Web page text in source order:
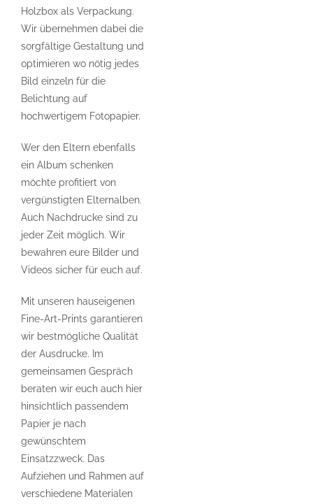
Holzbox als Verpackung.
Wir übernehmen dabei die
sorgfältige Gestaltung und
optimieren wo nötig jedes
Bild einzeln für die
Belichtung auf
hochwertigem Fotopapier.
Wer den Eltern ebenfalls
ein Album schenken
möchte profitiert von
vergünstigten Elternalben.
Auch Nachdrucke sind zu
jeder Zeit möglich. Wir
bewahren eure Bilder und
Videos sicher für euch auf.
Mit unseren hauseigenen
Fine-Art-Prints garantieren
wir bestmögliche Qualität
der Ausdrucke. Im
gemeinsamen Gespräch
beraten wir euch auch hier
hinsichtlich passendem
Papier je nach
gewünschtem
Einsatzzweck. Das
Aufziehen und Rahmen auf
verschiedene Materialen